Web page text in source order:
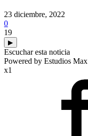
23 diciembre, 2022
0
19
▶
Escuchar esta noticia
Powered by Estudios Max
x1